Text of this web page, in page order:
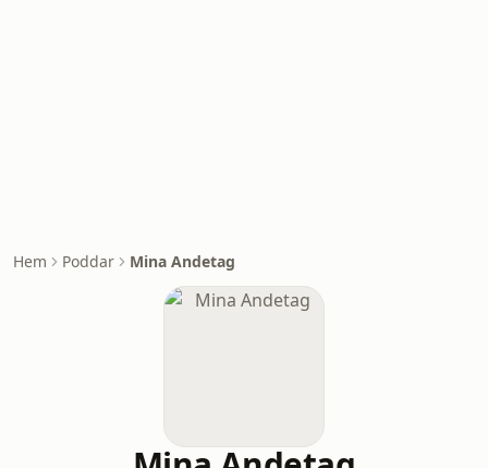
Hem Poddar Mina Andetag